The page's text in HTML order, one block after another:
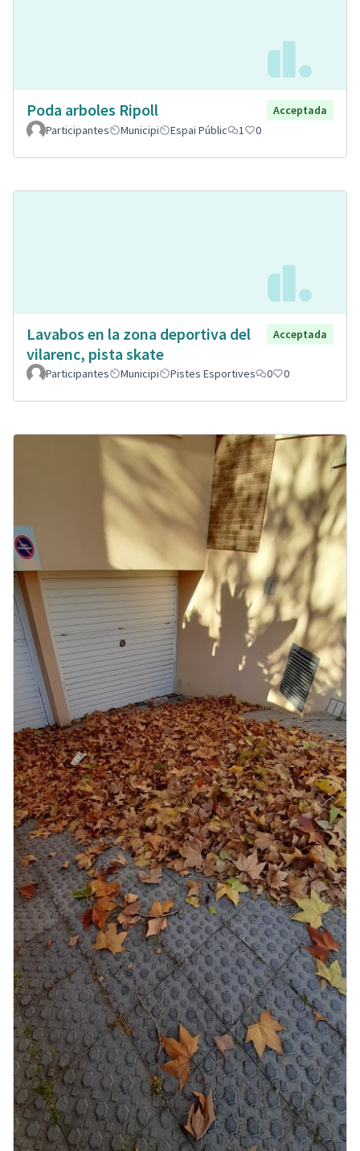
Poda arboles Ripoll
Acceptada
Participantes
Municipi Espai Públic 1 0
Lavabos en la zona deportiva del
vilarenc, pista skate
Acceptada
Participantes Municipi Pistes Esportives 0 0